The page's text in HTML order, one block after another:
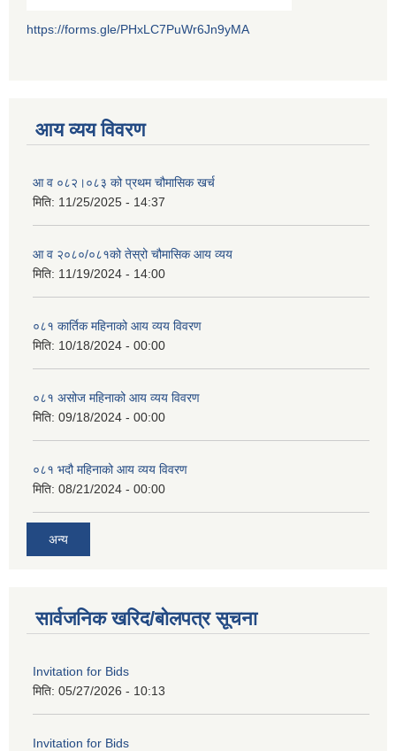
https://forms.gle/PHxLC7PuWr6Jn9yMA
आय व्यय विवरण
आ व ०८२।०८३ को प्रथम चौमासिक खर्च
मिति: 11/25/2025 - 14:37
आ व २०८०/०८१को तेस्रो चौमासिक आय व्यय
मिति: 11/19/2024 - 14:00
०८१ कार्तिक महिनाको आय व्यय विवरण
मिति: 10/18/2024 - 00:00
०८१ असोज महिनाको आय व्यय विवरण
मिति: 09/18/2024 - 00:00
०८१ भदौ महिनाको आय व्यय विवरण
मिति: 08/21/2024 - 00:00
अन्य
सार्वजनिक खरिद/बोलपत्र सूचना
Invitation for Bids
मिति: 05/27/2026 - 10:13
Invitation for Bids